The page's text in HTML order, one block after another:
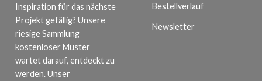
Inspiration für das nächste
Projekt gefällig? Unsere
riesige Sammlung
kostenloser Muster
wartet darauf, entdeckt zu
werden. Unser
Bestellverlauf
Newsletter